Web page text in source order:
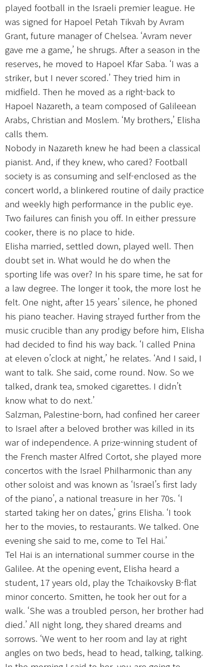
played football in the Israeli premier league. He
was signed for Hapoel Petah Tikvah by Avram
Grant, future manager of Chelsea. ‘Avram never
gave me a game,’ he shrugs. After a season in the
reserves, he moved to Hapoel Kfar Saba. ‘I was a
striker, but I never scored.’ They tried him in
midfield. Then he moved as a right-back to
Hapoel Nazareth, a team composed of Galileean
Arabs, Christian and Moslem. ‘My brothers,’ Elisha
calls them.
Nobody in Nazareth knew he had been a classical
pianist. And, if they knew, who cared? Football
society is as consuming and self-enclosed as the
concert world, a blinkered routine of daily practice
and weekly high performance in the public eye.
Two failures can finish you off. In either pressure
cooker, there is no place to hide.
Elisha married, settled down, played well. Then
doubt set in. What would he do when the
sporting life was over? In his spare time, he sat for
a law degree. The longer it took, the more lost he
felt. One night, after 15 years’ silence, he phoned
his piano teacher. Having strayed further from the
music crucible than any prodigy before him, Elisha
had decided to find his way back. ‘I called Pnina
at eleven o’clock at night,’ he relates. ‘And I said, I
want to talk. She said, come round. Now. So we
talked, drank tea, smoked cigarettes. I didn’t
know what to do next.’
Salzman, Palestine-born, had confined her career
to Israel after a beloved brother was killed in its
war of independence. A prize-winning student of
the French master Alfred Cortot, she played more
concertos with the Israel Philharmonic than any
other soloist and was known as ‘Israel’s first lady
of the piano’, a national treasure in her 70s. ‘I
started taking her on dates,’ grins Elisha. ‘I took
her to the movies, to restaurants. We talked. One
evening she said to me, come to Tel Hai.’
Tel Hai is an international summer course in the
Galilee. At the opening event, Elisha heard a
student, 17 years old, play the Tchaikovsky B-flat
minor concerto. Smitten, he took her out for a
walk. ‘She was a troubled person, her brother had
died.’ All night long, they shared dreams and
sorrows. ‘We went to her room and lay at right
angles on two beds, head to head, talking, talking.